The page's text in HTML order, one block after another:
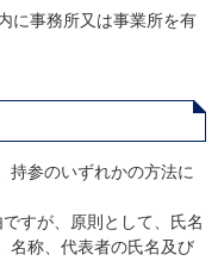
に事務所又は事業所を有
持参のいずれかの方法に
すが、原則として、氏名
名称、代表者の氏名及び